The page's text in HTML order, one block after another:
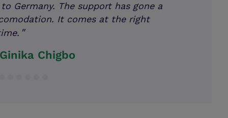
for excellence. I am grateful for
opportunity.